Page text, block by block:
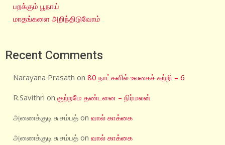
பறக்கும் பூநாய்
மாதங்களை அறிந்திடுவோம்
Recent Comments
Narayana Prasath on80 நாட்களில் உலகைச் சுற்றி – 6
R.Savithri onகுற்றமே தண்டனை – நிர்மலன்
அணைக்குடி சு.சம்பத் onவால் காக்கை
அணைக்குடி சு.சம்பத் onவால் காக்கை